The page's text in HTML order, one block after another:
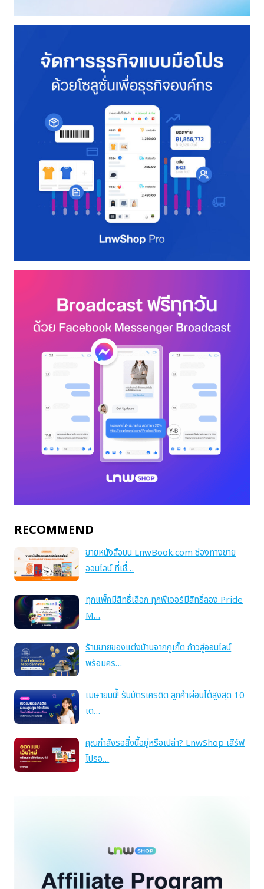
RECOMMEND
ขายหนังสือบน LnwBook.com ช่องทางขาย
ออนไลน์ ที่เชื่…
ทุกแพ็คมีสิทธิ์เลือก ทุกฟีเจอร์มีสิทธิ์ลอง Pride
M…
ร้านขายของแต่งบ้านจากภูเก็ต ก้าวสู่ออนไลน์
พร้อมคร…
เมษายนนี้! รับบัตรเครดิต ลูกค้าผ่อนได้สูงสุด 10
เด…
คุณกำลังรอสิ่งนี้อยู่หรือเปล่า? LnwShop เสิร์ฟ
โปรอ…